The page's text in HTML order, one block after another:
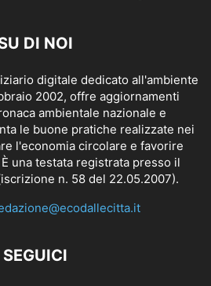
DI NOI
digitale dedicato all'ambiente
2002, offre aggiornamenti
ambientale nazionale e
le buone pratiche realizzate nei
l'economia circolare e favorire
una testata registrata presso il
n. 58 del 22.05.2007).
SEGUICI